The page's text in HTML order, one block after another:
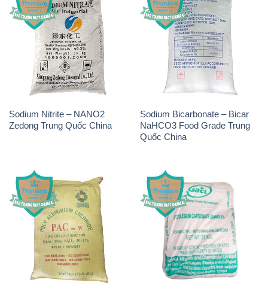
Sodium Nitrite – NANO2
Zedong Trung Quốc China
Sodium Bicarbonate – Bicar
NaHCO3 Food Grade Trung
Quốc China